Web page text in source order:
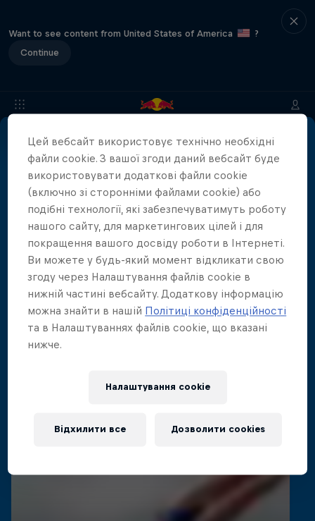
Want to see content from United States of America
?
Continue
Інформація Місце Питання
Партнери
Схожі відео
Цей вебсайт використовує технічно необхідні
файли cookie. З вашої згоди даний вебсайт буде
використовувати додаткові файли cookie
(включно зі сторонніми файлами cookie) або
подібні технології, які забезпечуватимуть роботу
нашого сайту, для маркетингових цілей і для
покращення вашого досвіду роботи в Інтернеті.
Ви можете у будь-який момент відкликати свою
згоду через Налаштування файлів cookie в
нижній частині вебсайту. Додаткову інформацію
можна знайти в нашій Політиці конфіденційності
та в Налаштуваннях файлів cookie, що вказані
нижче.
Налаштування cookie
Відхилити все Дозволити cookies